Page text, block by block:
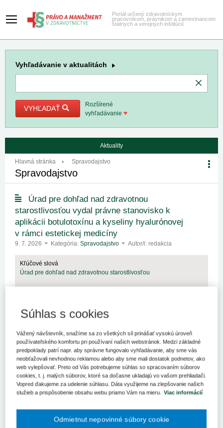
Portál určený zdravotníckym
pracovníkom, právnikom a zamestnancom
štátnych a verejných inštitúcií
Vyhľadávanie v aktualitách
VYHĽADAŤ
Rozšírené
vyhľadávanie
Aktuality
Hlavná stránka Spravodajstvo
Spravodajstvo
Úrad pre dohľad nad zdravotnou
starostlivosťou vydal právne stanovisko k
aplikácii botulotoxínu a kyseliny hyalurónovej
v rámci estetickej medicíny
9. 7. 2026 Kategória: Spravodajstvo Autor/i: redakcia
Kľúčové slová
Úrad pre dohľad nad zdravotnou starostlivosťou
rezonancie
7. 7. 2026 Kategória: Spravodajstvo Autor/i: redakcia
V Hornooravskej nemocnici s poliklinikou Trstená a v Liptovskej
nemocnici s poliklinikou MUDr. Ivana Stodolu Liptovský Mikuláš v
piatok slávnostne prevzali od zhotoviteľov a dodávateľov nové
pracoviská magnetickej rezonancie (MRI). Kľúčovú časť – ...
Od júla platia nové podmienky
mamografických vyšetrení
Súhlas s cookies
Vážený návštevník, snažíme sa zo všetkých síl prinášať vysokú úroveň
používateľského komfortu pri používaní našich webstránok. Medzi základné
predpoklady patrí napr. aby správne fungovalo vyhľadávanie, aby sme vás
neobťažovali nevhodnou reklamou alebo aby sme mali dostatok podnetov, ako
web vylepšovať. Preto od Vás potrebujeme súhlas so spracovaním súborov
cookies, t. j. malých súborov, ktoré sa dočasne ukladajú vo vašom prehliadači.
Vopred ďakujeme za udelenie súhlasu. Dáta využijeme na zlepšovanie našich
služieb a prispôsobenie obsahu webu priamo Vám na mieru. Viac informácií
Odmietnut nepovinné súbory cookie